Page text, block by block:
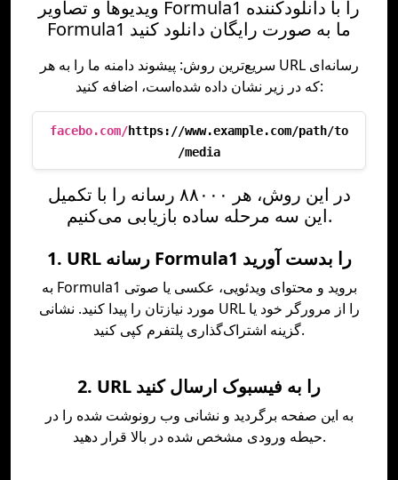
ویدیوها و تصاویر Formula1 را با دانلودکننده
Formula1 ما به صورت رایگان دانلود کنید
سریع‌ترین روش: پیشوند دامنه ما را به هر URL رسانه‌ای
که در زیر نشان داده شده‌است، اضافه کنید:
facebo.com/https://www.example.com/path/to
/media
در این روش، هر ۸۸۰۰۰ رسانه را با تکمیل
این سه مرحله ساده بازیابی می‌کنیم.
1. URL رسانه Formula1 را بدست آورید
به Formula1 بروید و محتوای ویدئویی، عکسی یا صوتی
مورد نیازتان را پیدا کنید. نشانی URL را از مرورگر خود یا
گزینه اشتراک‌گذاری پلتفرم کپی کنید.
2. URL را به فیسبوک ارسال کنید
به این صفحه برگردید و نشانی وب رونوشت شده را در
حیطه ورودی مشخص شده در بالا قرار دهید.